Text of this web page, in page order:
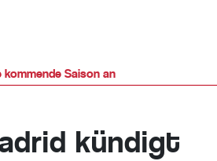
Saison an
kündigt